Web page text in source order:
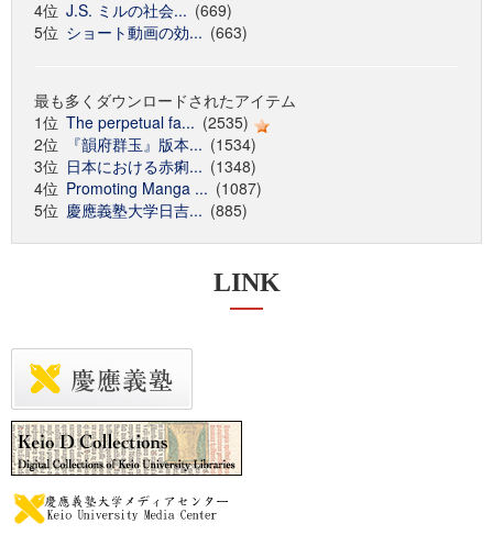
4位 J.S. ミルの社会... (669)
5位 ショート動画の効... (663)
最も多くダウンロードされたアイテム
1位 The perpetual fa... (2535)
2位
『韻府群玉』版本... (1534)
3位 日本における赤痢... (1348)
4位 Promoting Manga ... (1087)
5位 慶應義塾大学日吉... (885)
LINK